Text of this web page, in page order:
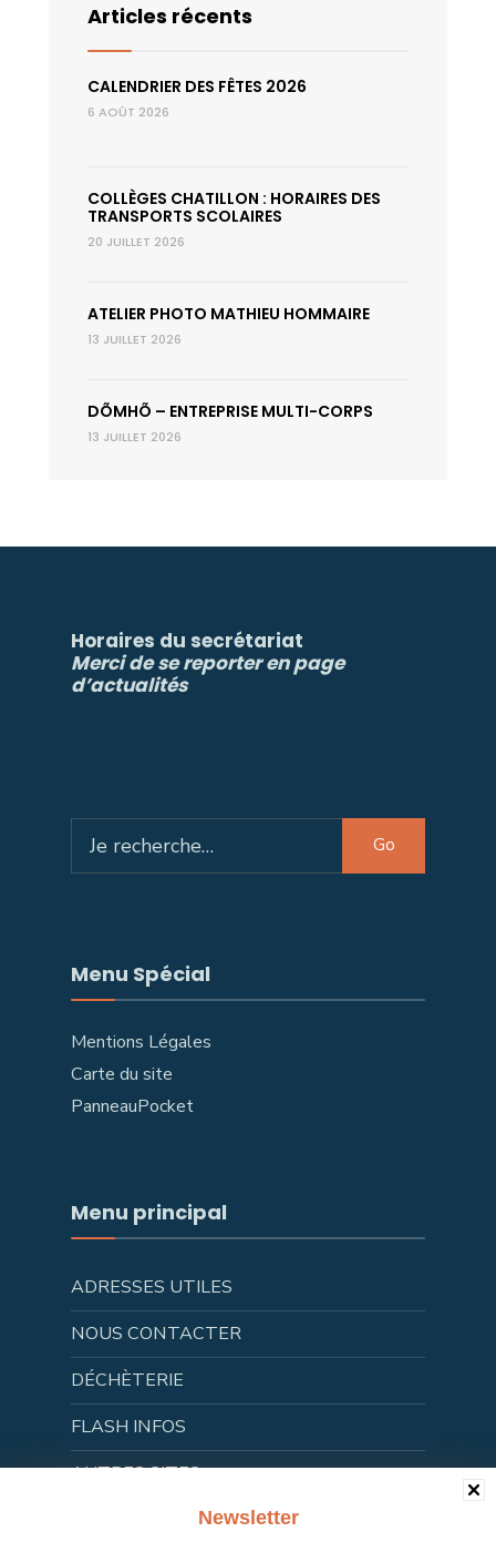
Articles récents
CALENDRIER DES FÊTES 2026
6 AOÛT 2026
COLLÈGES CHATILLON : HORAIRES DES
TRANSPORTS SCOLAIRES
20 JUILLET 2026
ATELIER PHOTO MATHIEU HOMMAIRE
13 JUILLET 2026
DÕMHÕ – ENTREPRISE MULTI-CORPS
13 JUILLET 2026
Horaires du secrétariat
Merci de se reporter en page
d’actualités
for:
Go
Menu Spécial
Mentions Légales
Carte du site
PanneauPocket
Menu principal
ADRESSES UTILES
NOUS CONTACTER
DÉCHÈTERIE
FLASH INFOS
AUTRES SITES
CONCERTATIONNewsletter